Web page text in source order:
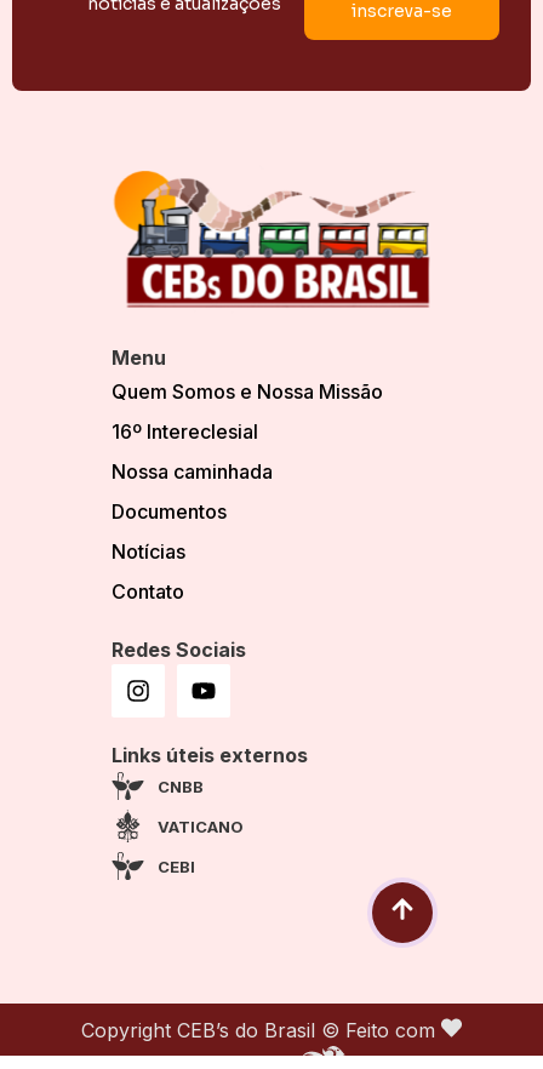
Menu
Quem Somos e Nossa Missão
16º Intereclesial
Nossa caminhada
Documentos
Notícias
Contato
Redes Sociais
Links úteis externos
CNBB
VATICANO
CEBI
Copyright CEB’s do Brasil © Feito com